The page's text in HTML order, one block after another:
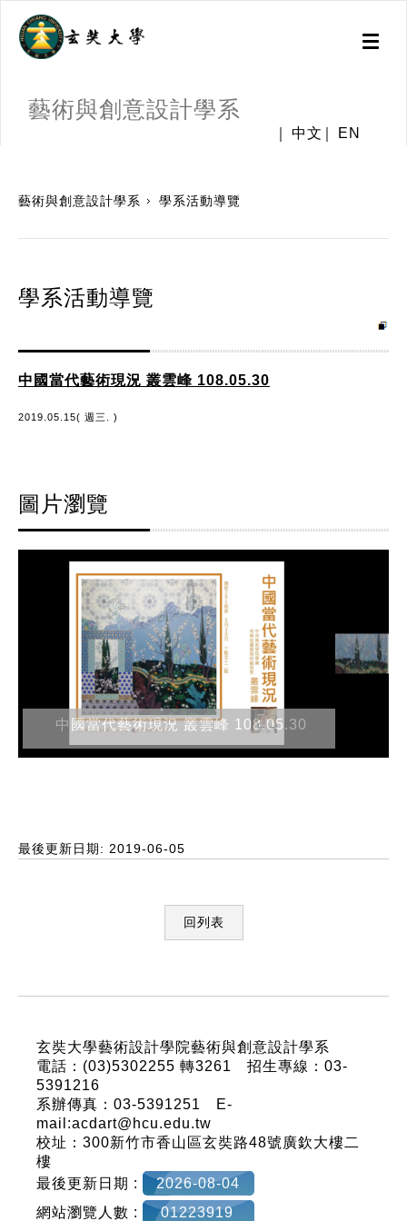
Toggle
藝術與創意設計學系
中文 EN
藝術與創意設計學系 學系活動導覽
學系活動導覽
中國當代藝術現況 叢雲峰 108.05.30
2019.05.15( 週三. )
圖片瀏覽
中國當代藝術現況 叢雲峰 108.05.30
最後更新日期: 2019-06-05
回列表
玄奘大學藝術設計學院藝術與創意設計學系
電話：(03)5302255 轉3261 招生專線：03-
5391216
系辦傳真：03-5391251 E-
mail:acdart@hcu.edu.tw
校址：300新竹市香山區玄奘路48號廣欽大樓二
樓
最後更新日期 :
2026-08-04
網站瀏覽人數 :
01223919